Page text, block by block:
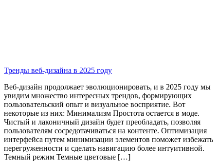
Тренды веб-дизайна в 2025 году
Веб-дизайн продолжает эволюционировать, и в 2025 году мы
увидим множество интересных трендов, формирующих
пользовательский опыт и визуальное восприятие. Вот
некоторые из них: Минимализм Простота остается в моде.
Чистый и лаконичный дизайн будет преобладать, позволяя
пользователям сосредотачиваться на контенте. Оптимизация
интерфейса путем минимизации элементов поможет избежать
перегруженности и сделать навигацию более интуитивной.
Темный режим Темные цветовые […]